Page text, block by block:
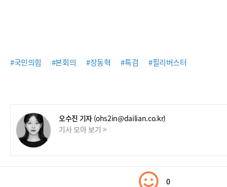
#국민의힘 #본회의 #장동혁 #특검 #필리버스터
오수진 기자 (ohs2in@dailian.co.kr)
기사 모아 보기 >
0